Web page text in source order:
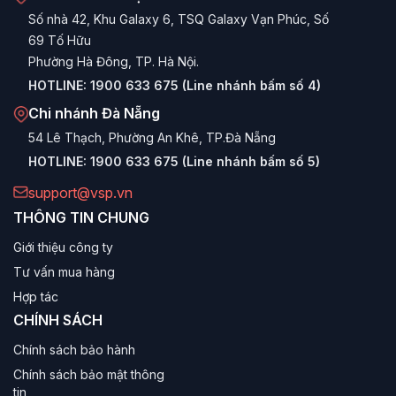
hãng36 tháng (3 năm), mang lại sự an tâm tuyệt đối
khi sử dụng.
Các dòng RAM VSP nổi bật
1. RAM VSP LED RGB (Gaming)
Tiêu biểu:VSP DDR4 RGB 16GB 3600MHz
kẹp tản nhiệt nhôm giúp RAM mát mẻ khi hoạt động ở
xung nhịp cao (3600MHz), cùng hệ thống LED RGB rực
rỡ.
2. RAM VSP Basic (Văn phòng/Phổ thông)
Tiêu biểu:VSP DDR4 8GB/16GB 3200MHz
chi phí. Đây là lựa chọn kinh tế nhất để nâng cấp dung
lượng bộ nhớ cho máy tính làm việc, học tập.
Số nhà 42, Khu Galaxy 6, TSQ Galaxy Vạn Phúc, Số
69 Tố Hữu
Phường Hà Đông, TP. Hà Nội.
HOTLINE: 1900 633 675 (Line nhánh bấm số 4)
Chi nhánh Đà Nẵng
54 Lê Thạch, Phường An Khê, TP.Đà Nẵng
HOTLINE: 1900 633 675 (Line nhánh bấm số 5)
support@vsp.vn
THÔNG TIN CHUNG
Giới thiệu công ty
Tư vấn mua hàng
Hợp tác
CHÍNH SÁCH
Chính sách bảo hành
Chính sách bảo mật thông
tin